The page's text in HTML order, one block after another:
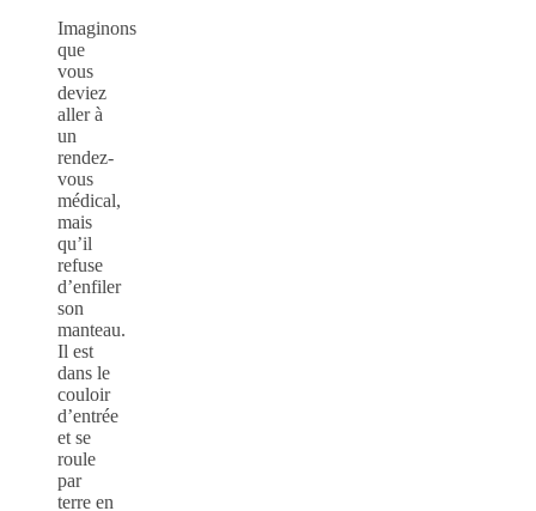
Imaginons
que
vous
deviez
aller à
un
rendez-
vous
médical,
mais
qu’il
refuse
d’enfiler
son
manteau.
Il est
dans le
couloir
d’entrée
et se
roule
par
terre en